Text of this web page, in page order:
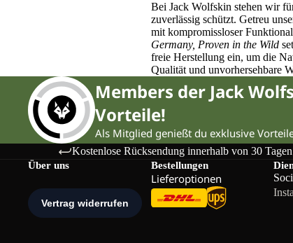
Bei Jack Wolfskin stehen wir
zuverlässig schützt. Getreu
mit kompromissloser
Germany, Proven in the Wild
freie Herstellung ein, um die
Qualität und unvorhersehbare
Members der Jack
Vorteile!
Als Mitglied genießt du exklusive
Kostenlose Rücksendung innerhalb von 30 Tagen
Über uns Bestellungen
Lieferoptionen